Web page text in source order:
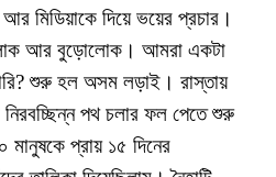
মিডিয়াকে দিয়ে ভয়ের প্রচার।
আর বুড়োলোক। আমরা একটা
শুরু হল অসম লড়াই। রাস্তায়
পথ চলার ফল পেতে শুরু
মানুষকে প্রায় ১৫ দিনের